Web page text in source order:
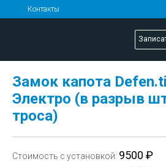
Контакты
Замок капота
Электро (в разрыв
троса)
Стоимость с установкой: 9500 ₽